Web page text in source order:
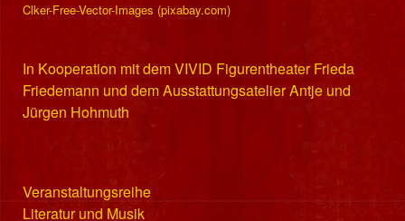
Clker-Free-Vector-Images (pixabay.com)
In Kooperation mit dem VIVID Figurentheater Frieda
Friedemann und dem Ausstattungsatelier Antje und
Jürgen Hohmuth
Veranstaltungsreihe
Literatur und Musik